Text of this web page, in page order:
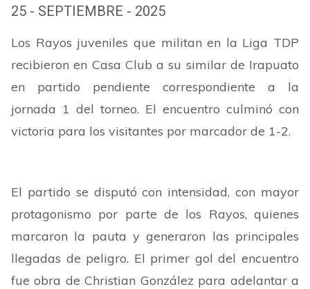
25 - SEPTIEMBRE - 2025
Los Rayos juveniles que militan en la Liga TDP
recibieron en Casa Club a su similar de Irapuato
en partido pendiente correspondiente a la
jornada 1 del torneo. El encuentro culminó con
victoria para los visitantes por marcador de 1-2.
El partido se disputó con intensidad, con mayor
protagonismo por parte de los Rayos, quienes
marcaron la pauta y generaron las principales
llegadas de peligro. El primer gol del encuentro
fue obra de Christian González para adelantar a